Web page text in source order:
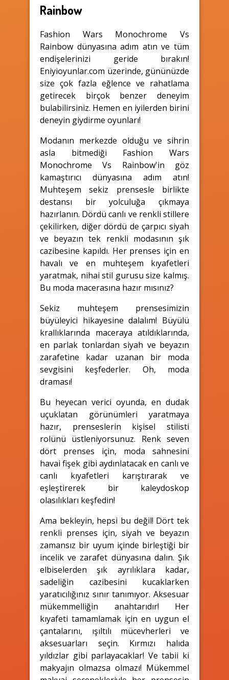
Rainbow
Fashion Wars Monochrome Vs
Rainbow dünyasına adım atın ve tüm
endişelerinizi geride bırakın!
Eniyioyunlar.com üzerinde, gününüzde
size çok fazla eğlence ve rahatlama
getirecek birçok benzer deneyim
bulabilirsiniz. Hemen en iyilerden birini
deneyin giydirme oyunları!
Modanın merkezde olduğu ve sihrin
asla bitmediği Fashion Wars
Monochrome Vs Rainbow'in göz
kamaştırıcı dünyasına adım atın!
Muhteşem sekiz prensesle birlikte
destansı bir yolculuğa çıkmaya
hazırlanın. Dördü canlı ve renkli stillere
çekilirken, diğer dördü de çarpıcı siyah
ve beyazın tek renkli modasının şık
cazibesine kapıldı. Her prenses için en
havalı ve en muhteşem kıyafetleri
yaratmak, nihai stil gurusu size kalmış.
Bu moda macerasına hazır mısınız?
Sekiz muhteşem prensesimizin
büyüleyici hikayesine dalalım! Büyülü
krallıklarında maceraya atıldıklarında,
en parlak tonlardan siyah ve beyazın
zarafetine kadar uzanan bir moda
sevgisini keşfederler. Oh, moda
draması!
Bu heyecan verici oyunda, en dudak
uçuklatan görünümleri yaratmaya
hazır, prenseslerin kişisel stilisti
rolünü üstleniyorsunuz. Renk seven
dört prenses için, moda sahnesini
havai fişek gibi aydınlatacak en canlı ve
canlı kıyafetleri karıştırarak ve
eşleştirerek bir kaleydoskop
olasılıkları keşfedin!
Ama bekleyin, hepsi bu değil! Dört tek
renkli prenses için, siyah ve beyazın
zamansız bir uyum içinde birleştiği bir
incelik ve zarafet dünyasına dalın. Şık
elbiselerden şık ayrılıklara kadar,
sadeliğin cazibesini kucaklarken
yaratıcılığınız sınır tanımıyor. Aksesuar
mükemmelliğin anahtarıdır! Her
kıyafeti tamamlamak için en uygun el
çantalarını, ışıltılı mücevherleri ve
aksesuarları seçin. Kırmızı halıda
yıldızlar gibi parlayacaklar! Ve tabii ki
makyajın olmazsa olmazı! Mükemmel